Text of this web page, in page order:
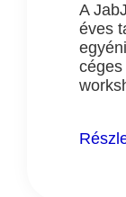
A
éves